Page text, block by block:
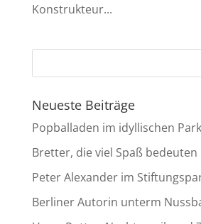
Konstrukteur...
Neueste Beiträge
Popballaden im idyllischen Park
Bretter, die viel Spaß bedeuten
Peter Alexander im
Berliner Autorin unterm